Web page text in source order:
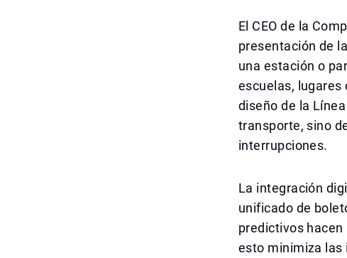
El CEO de la
presentación de
una estación o
escuelas, lugares
diseño de la
transporte, sino
interrupciones.
La integración
unificado de
predictivos
esto minimiza las